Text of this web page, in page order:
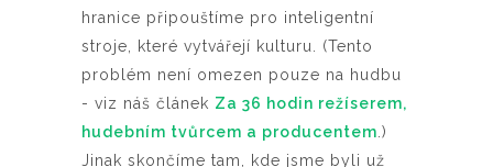
hranice připouštíme pro inteligentní
stroje, které vytvářejí kulturu. (Tento
problém není omezen pouze na hudbu
- viz náš článek Za 36 hodin režíserem,
hudebním tvůrcem a producentem .)
Jinak skončíme tam, kde jsme byli už